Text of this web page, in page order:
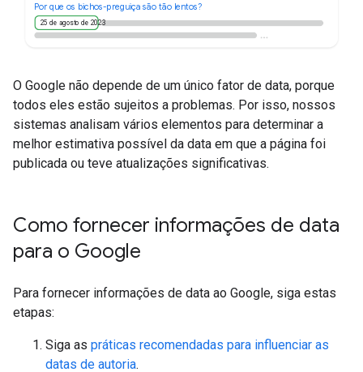
Por que os bichos-preguiça são tão lentos?
25 de agosto de 2023
O Google não depende de um único fator de data, porque
todos eles estão sujeitos a problemas. Por isso, nossos
sistemas analisam vários elementos para determinar a
melhor estimativa possível da data em que a página foi
publicada ou teve atualizações significativas.
Como fornecer informações de data
para o Google
Para fornecer informações de data ao Google, siga estas
etapas:
Siga as práticas recomendadas para influenciar as
datas de autoria.